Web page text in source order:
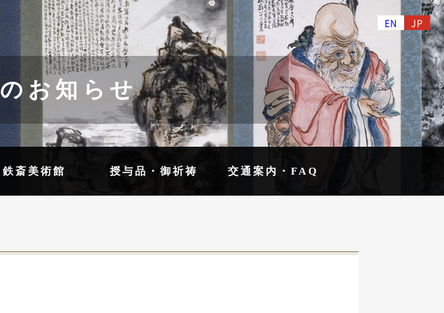
EN JP
鉄斎美術館 授与品・御祈祷 交通案内・FAQ
お知らせ